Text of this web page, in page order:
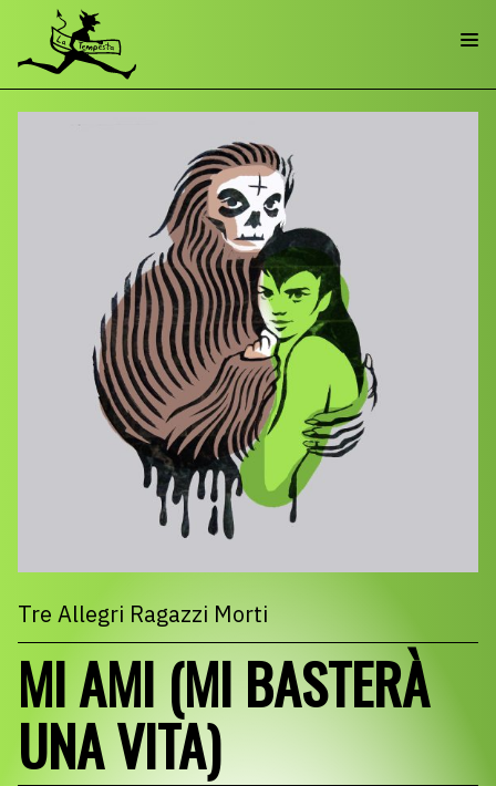
Tre Allegri Ragazzi Morti
MI AMI (MI BASTERÀ
UNA VITA)